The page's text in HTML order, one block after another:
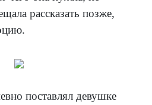
рассказать позже,
поставлял девушке